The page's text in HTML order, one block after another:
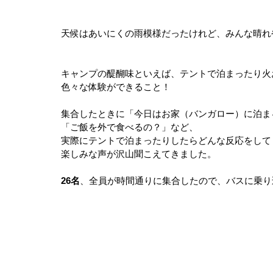
天候はあいにくの雨模様だったけれど、みんな晴
キャンプの醍醐味といえば、テントで泊まったり
色々な体験ができること！
集合したときに「今日はお家（バンガロー）に泊
「ご飯を外で食べるの？」など、
実際にテントで泊まったりしたらどんな反応をし
楽しみな声が沢山聞こえてきました。
26名 、全員が時間通りに集合したので、バスに乗